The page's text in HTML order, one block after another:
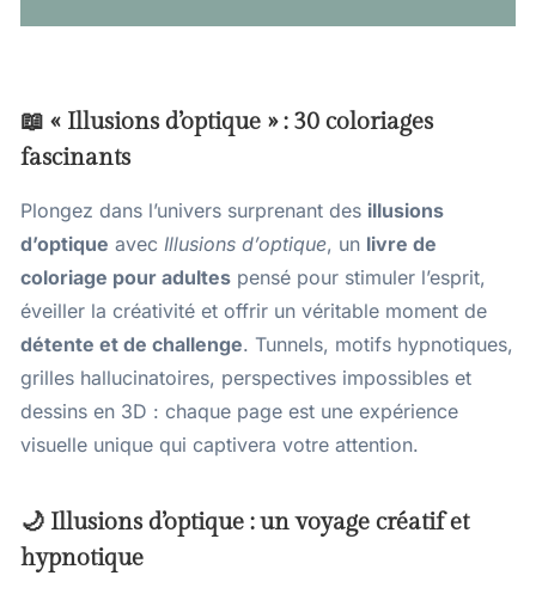
📖 « Illusions d’optique » : 30 coloriages
fascinants
Plongez dans l’univers surprenant des illusions
d’optique avec Illusions d’optique, un livre de
coloriage pour adultes pensé pour stimuler l’esprit,
éveiller la créativité et offrir un véritable moment de
détente et de challenge. Tunnels, motifs hypnotiques,
grilles hallucinatoires, perspectives impossibles et
dessins en 3D : chaque page est une expérience
visuelle unique qui captivera votre attention.
🌙 Illusions d’optique : un voyage créatif et
hypnotique